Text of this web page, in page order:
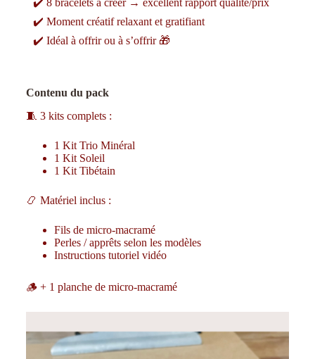
✔️ Moment créatif relaxant et gratifiant
✔️ Idéal à offrir ou à s’offrir 🎁
Contenu du pack
🧵 3 kits complets :
1 Kit Trio Minéral
1 Kit Soleil
1 Kit Tibétain
📿 Matériel inclus :
Fils de micro-macramé
Perles / apprêts selon les modèles
Instructions tutoriel vidéo
🪵 + 1 planche de micro-macramé